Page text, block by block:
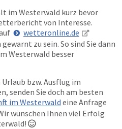
im Westerwald kurz bevor
von Interesse.
wetteronline.de
zu sein. So sind Sie dann
Westerwald besser
bzw. Ausflug im
senden Sie doch am besten
im Westerwald eine Anfrage
wünschen Ihnen viel Erfolg
